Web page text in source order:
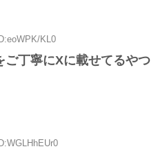
KL0
ご丁寧にXに載せてるやつ